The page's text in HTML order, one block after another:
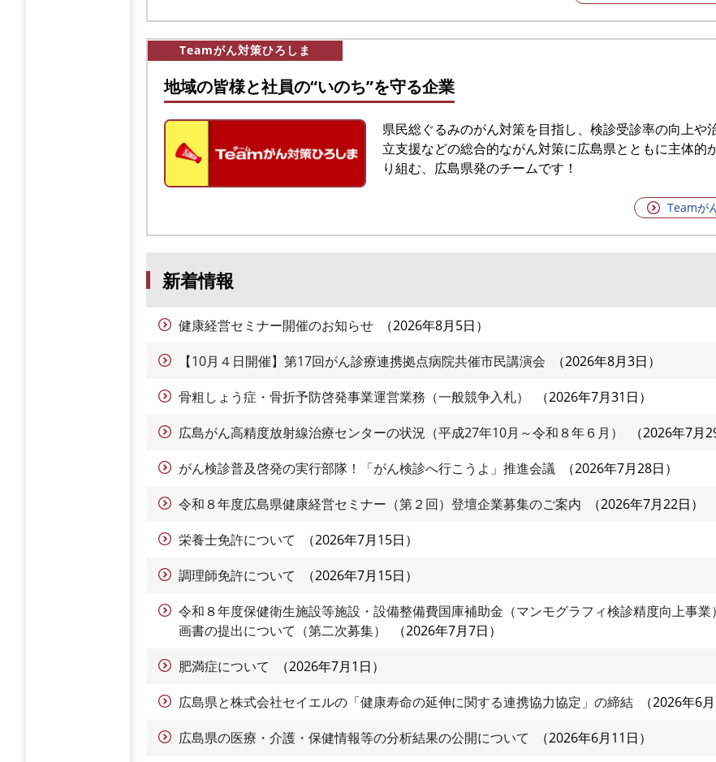
Teamがん対策ひろしま
地域の皆様と社員の“いのち”を守る企業
県民総ぐるみのがん対策を目指し、検診受診率の向上や
立支援などの総合的ながん対策に広島県とともに主体的
り組む、広島県発のチームです！
Teamが
新着情報
健康経営セミナー開催のお知らせ
2026年8月5日
【10月４日開催】第17回がん診療連携拠点病院共催市民講演会
2026年8月3日
骨粗しょう症・骨折予防啓発事業運営業務（一般競争入札）
2026年7月31日
広島がん高精度放射線治療センターの状況（平成27年10月～令和８年６月）
2026年7月
がん検診普及啓発の実行部隊！「がん検診へ行こうよ」推進会議
2026年7月28日
令和８年度広島県健康経営セミナー（第２回）登壇企業募集のご案内
2026年7月22日
栄養士免許について
2026年7月15日
調理師免許について
2026年7月15日
令和８年度保健衛生施設等施設・設備整備費国庫補助金（マンモグラフィ検診精度向上事
画書の提出について（第二次募集）
2026年7月7日
肥満症について
2026年7月1日
広島県と株式会社セイエルの「健康寿命の延伸に関する連携協力協定」の締結
2026年6
広島県の医療・介護・保健情報等の分析結果の公開について
2026年6月11日